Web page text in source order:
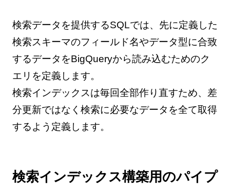
検索データを提供するSQLでは、先に定義した
検索スキーマのフィールド名やデータ型に合致
するデータをBigQueryから読み込むためのク
エリを定義します。
検索インデックスは毎回全部作り直すため、差
分更新ではなく検索に必要なデータを全て取得
するよう定義します。
検索インデックス構築用のパイプ